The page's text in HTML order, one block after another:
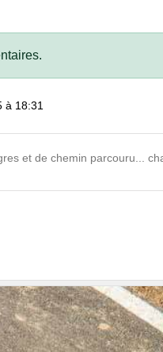
à 18:31
et de chemin parcouru...